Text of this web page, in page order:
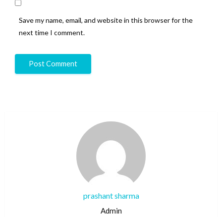
Save my name, email, and website in this browser for the
next time I comment.
prashant sharma
Admin